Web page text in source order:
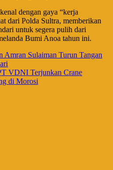
dengan gaya “kerja
dari Polda Sultra, memberikan
untuk segera pulih dari
Bumi Anoa tahun ini.
Sulaiman Turun Tangan
VDNI Terjunkan Crane
di Morosi